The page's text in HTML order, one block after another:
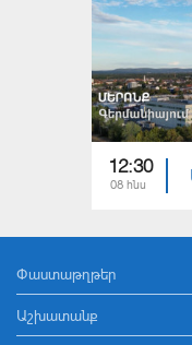
12:30
08 հնս
Փաստաթղթեր
Աշխատանք